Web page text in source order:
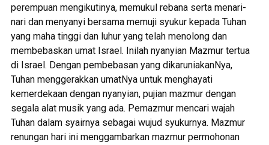
perempuan mengikutinya, memukul rebana serta menari-
nari dan menyanyi bersama memuji syukur kepada Tuhan
yang maha tinggi dan luhur yang telah menolong dan
membebaskan umat Israel. Inilah nyanyian Mazmur tertua
di Israel. Dengan pembebasan yang dikaruniakanNya,
Tuhan menggerakkan umatNya untuk menghayati
kemerdekaan dengan nyanyian, pujian mazmur dengan
segala alat musik yang ada. Pemazmur mencari wajah
Tuhan dalam syairnya sebagai wujud syukurnya. Mazmur
renungan hari ini menggambarkan mazmur permohonan